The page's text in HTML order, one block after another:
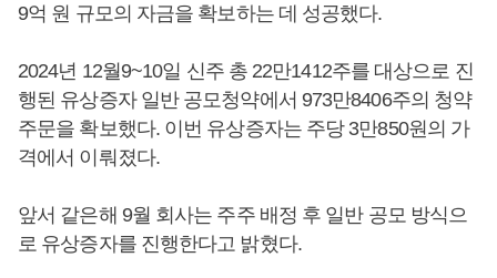
9억 원 규모의 자금을 확보하는 데 성공했다.
2024년 12월9~10일 신주 총 22만1412주를 대상으로 진
행된 유상증자 일반 공모청약에서 973만8406주의 청약
주문을 확보했다. 이번 유상증자는 주당 3만850원의 가
격에서 이뤄졌다.
앞서 같은해 9월 회사는 주주 배정 후 일반 공모 방식으
로 유상증자를 진행한다고 밝혔다.